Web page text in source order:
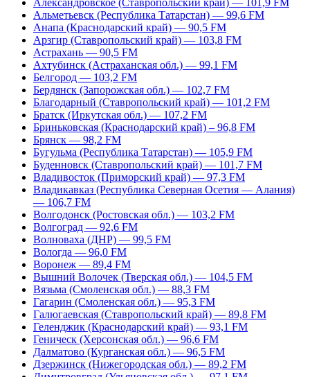
Александровское (Ставропольский край) — 101,9 FM
Альметьевск (Республика Татарстан) — 99,6 FM
Анапа (Краснодарский край) — 90,5 FM
Арзгир (Ставропольский край) — 103,8 FM
Астрахань — 90,5 FM
Ахтубинск (Астраханская обл.) — 99,1 FM
Белгород — 103,2 FM
Бердянск (Запорожская обл.) — 102,7 FM
Благодарный (Ставропольский край) — 101,2 FM
Братск (Иркутская обл.) — 107,2 FM
Бриньковская (Краснодарский край) – 96,8 FM
Брянск — 98,2 FM
Бугульма (Республика Татарстан) — 105,9 FM
Буденновск (Ставропольский край) — 101,7 FM
Владивосток (Приморский край) — 97,3 FM
Владикавказ (Республика Северная Осетия — Алания)
— 106,7 FM
Волгодонск (Ростовская обл.) — 103,2 FM
Волгоград — 92,6 FM
Волноваха (ДНР) — 99,5 FM
Вологда — 96,0 FM
Воронеж — 89,4 FM
Вышний Волочек (Тверская обл.) — 104,5 FM
Вязьма (Смоленская обл.) — 88,3 FM
Гагарин (Смоленская обл.) — 95,3 FM
Галюгаевская (Ставропольский край) — 89,8 FM
Геленджик (Краснодарский край) — 93,1 FM
Геническ (Херсонская обл.) — 96,6 FM
Далматово (Курганская обл.) — 96,5 FM
Дзержинск (Нижегородская обл.) — 89,2 FM